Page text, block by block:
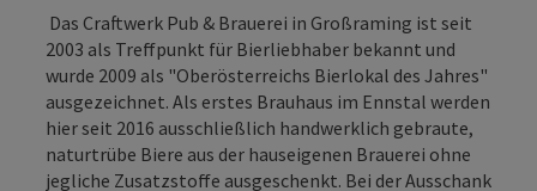
Das Craftwerk Pub & Brauerei in Großraming ist seit
2003 als Treffpunkt für Bierliebhaber bekannt und
wurde 2009 als "Oberösterreichs Bierlokal des Jahres"
ausgezeichnet. Als erstes Brauhaus im Ennstal werden
hier seit 2016 ausschließlich handwerklich gebraute,
naturtrübe Biere aus der hauseigenen Brauerei ohne
jegliche Zusatzstoffe ausgeschenkt. Bei der Ausschank